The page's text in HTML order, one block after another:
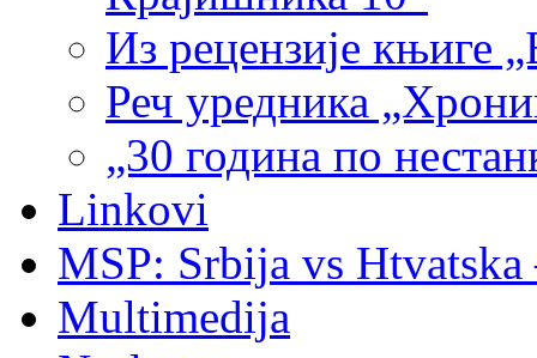
Из рецензије књиге
Реч уредника
„30 година по
Linkovi
MSP: Srbija vs Htvatska
Multimedija